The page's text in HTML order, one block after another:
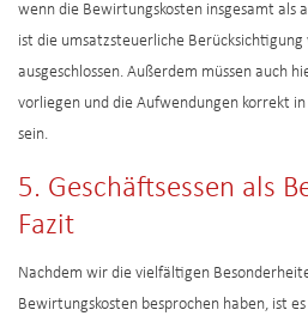
wenn die Bewirtungskosten insgesamt als
ist die umsatzsteuerliche
ausgeschlossen. Außerdem müssen auch
vorliegen und die Aufwendungen korrekt
sein.
5. Geschäftsessen als
Fazit
Nachdem wir die vielfältigen
Bewirtungskosten besprochen haben, ist